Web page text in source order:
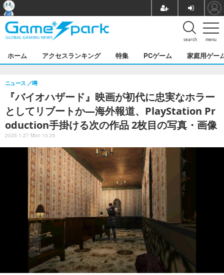
menu
search
ホーム アクセスランキング 特集 PCゲーム 家庭用ゲー
『バイオハザード』映画が初代に忠実なホラー
としてリブートか―海外報道、PlayStation Pr
oduction手掛ける次の作品 2枚目の写真・画像
ニュース 噂
2025.1.27 Mon 10:25